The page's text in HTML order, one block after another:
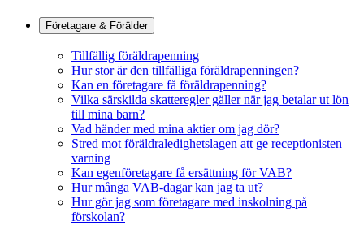
Företagare & Förälder
Tillfällig föräldrapenning
Hur stor är den tillfälliga föräldrapenningen?
Kan en företagare få föräldrapenning?
Vilka särskilda skatteregler gäller när jag betalar ut lön
till mina barn?
Vad händer med mina aktier om jag dör?
Stred mot föräldraledighetslagen att ge receptionisten
varning
Kan egenföretagare få ersättning för VAB?
Hur många VAB-dagar kan jag ta ut?
Hur gör jag som företagare med inskolning på
förskolan?